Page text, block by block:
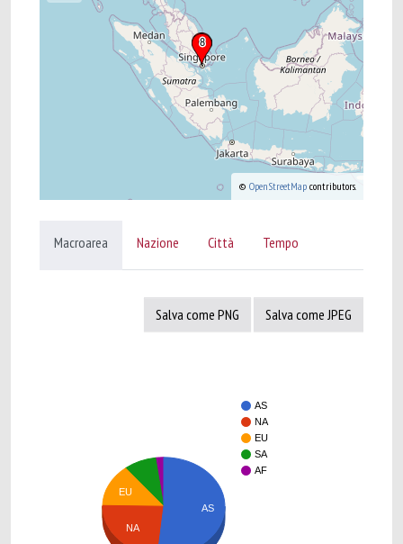
© OpenStreetMap contributors.
Macroarea Nazione Città Tempo
Salva come PNG Salva come JPEG
AS
NA
EU
SA
AF
EU
NA
AS